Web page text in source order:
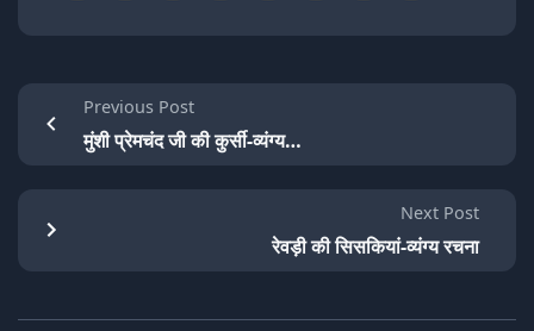
Previous Post
मुंशी प्रेमचंद जी की कुर्सी-व्यंग्य…
Next Post
रेवड़ी की सिसकियां-व्यंग्य रचना